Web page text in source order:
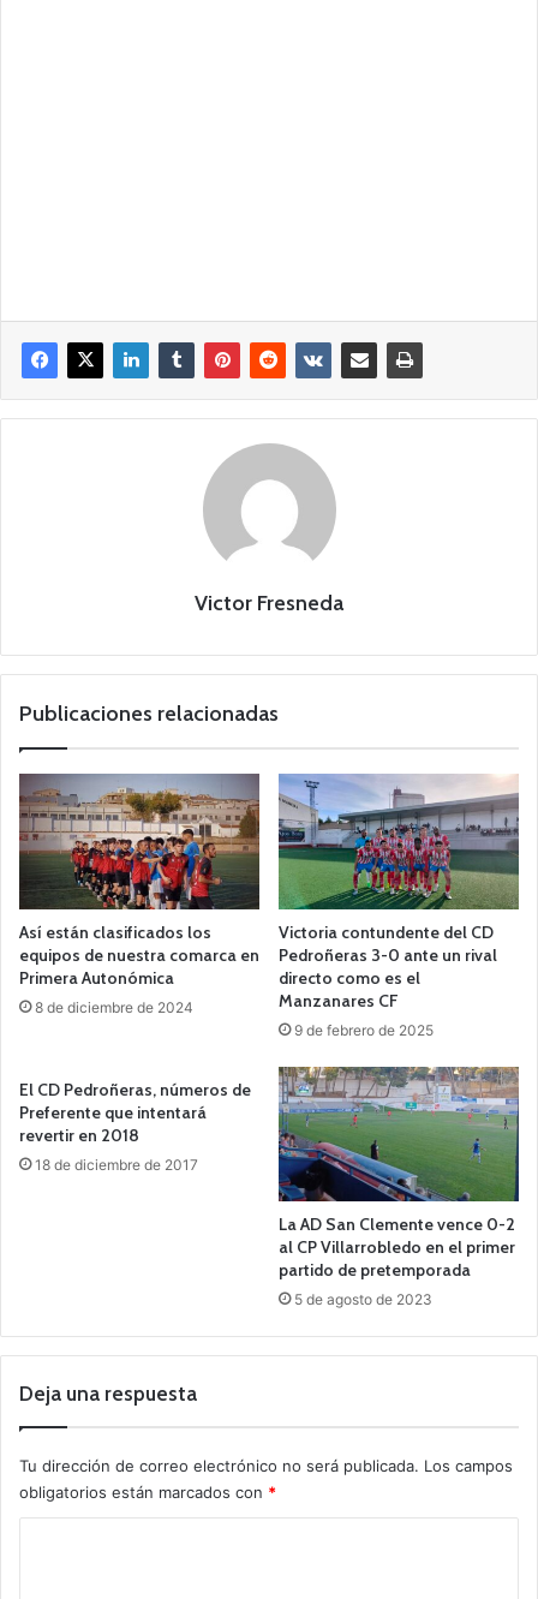
Victor Fresneda
Publicaciones relacionadas
Así están clasificados los
equipos de nuestra comarca en
Primera Autonómica
8 de diciembre de 2024
Victoria contundente del CD
Pedroñeras 3-0 ante un rival
directo como es el
Manzanares CF
9 de febrero de 2025
El CD Pedroñeras, números de
Preferente que intentará
revertir en 2018
18 de diciembre de 2017
La AD San Clemente vence 0-2
al CP Villarrobledo en el primer
partido de pretemporada
5 de agosto de 2023
Deja una respuesta
Tu dirección de correo electrónico no será publicada. Los campos
obligatorios están marcados con *